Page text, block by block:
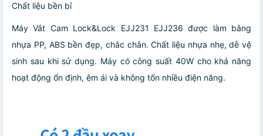
Chất liệu bền bỉ
Máy Vắt Cam Lock&Lock EJJ231 EJJ236 được làm bằng
nhựa PP, ABS bền đẹp, chắc chắn. Chất liệu nhựa nhẹ, dễ vệ
sinh sau khi sử dụng. Máy có công suất 40W cho khả năng
hoạt động ổn định, êm ái và không tốn nhiều điện năng.